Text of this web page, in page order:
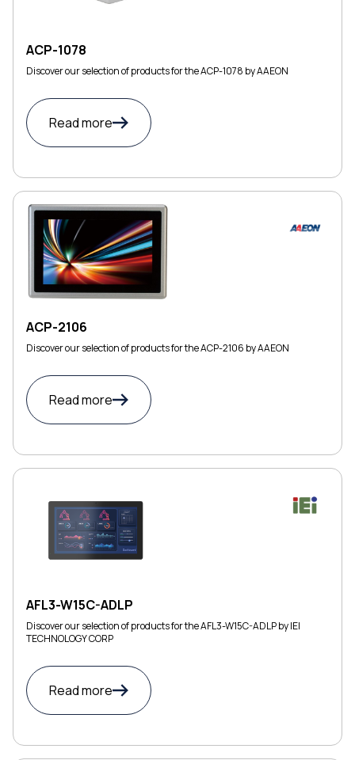
ACP-1078
Discover our selection of products for the ACP-1078 by AAEON
Read more
ACP-2106
Discover our selection of products for the ACP-2106 by AAEON
Read more
AFL3-W15C-ADLP
Discover our selection of products for the AFL3-W15C-ADLP by IEI
TECHNOLOGY CORP
Read more